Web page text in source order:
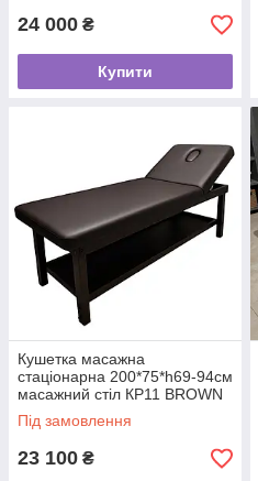
24 000 ₴
Купити
Кушетка масажна
стаціонарна 200*75*h69-94см
масажний стіл КР11 BROWN
Під замовлення
23 100 ₴